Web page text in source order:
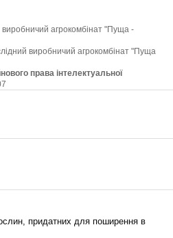
виробничий агрокомбінат "Пуща -
виробничий агрокомбінат "Пуща
права інтелектуальної
придатних для поширення в